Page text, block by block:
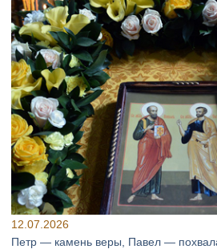
12.07.2026
Петр — камень веры, Павел —